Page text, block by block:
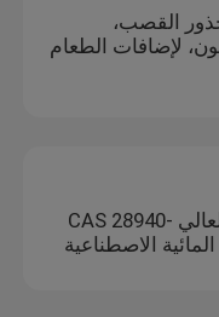
القصب،
لإضافات الطعام
كالون (كيتون البطيخ) ذات النقاء العالي CAS 28940-